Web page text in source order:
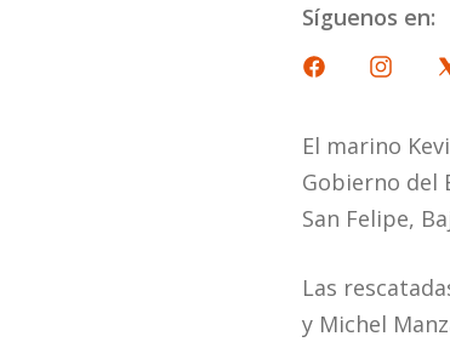
Síguenos en:
El marino
Gobierno del
San Felipe,
Las
y Michel